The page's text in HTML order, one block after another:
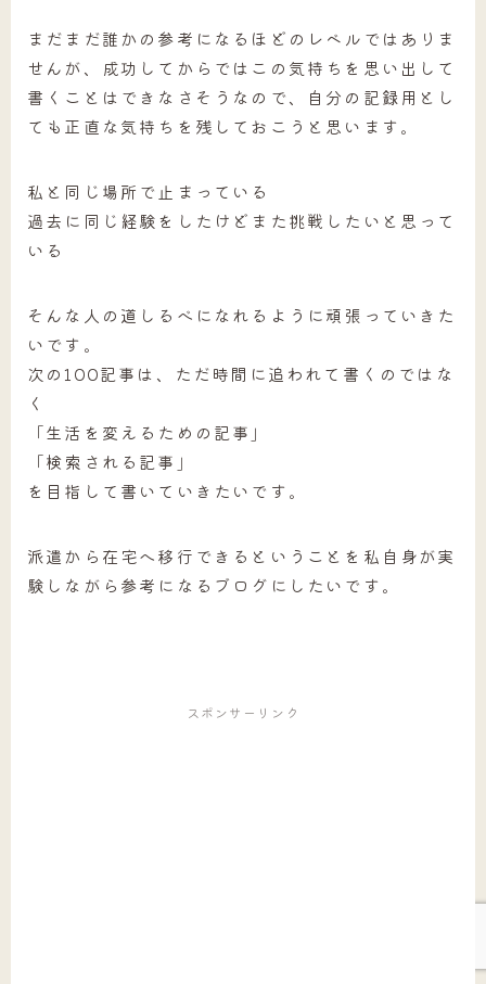
まだまだ誰かの参考になるほどのレベルではありま
せんが、成功してからではこの気持ちを思い出して
書くことはできなさそうなので、自分の記録用とし
ても正直な気持ちを残しておこうと思います。
私と同じ場所で止まっている
過去に同じ経験をしたけどまた挑戦したいと思って
いる
そんな人の道しるべになれるように頑張っていきた
いです。
次の100記事は、ただ時間に追われて書くのではな
く
「生活を変えるための記事」
「検索される記事」
を目指して書いていきたいです。
派遣から在宅へ移行できるということを私自身が実
験しながら参考になるブログにしたいです。
スポンサーリンク